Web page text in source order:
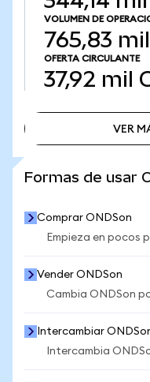
VOLUMEN DE
765,83
OFERTA CIRCULANTE
37,92 mil
VER
Formas de usar
Comprar ONDSon
Empieza en pocos
Vender ONDSon
Cambia ONDSon
Intercambiar
Intercambia